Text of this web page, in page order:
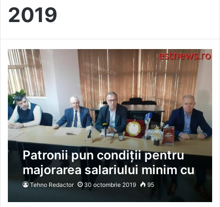
2019
Patronii pun condiții pentru
majorarea salariului minim cu
100 lei: întâi productivitate,
apoi bani
Tehno Redactor 30 octombrie 2019 95